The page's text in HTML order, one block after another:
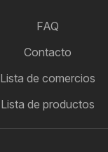
FAQ
Contacto
Lista de comercios
Lista de productos